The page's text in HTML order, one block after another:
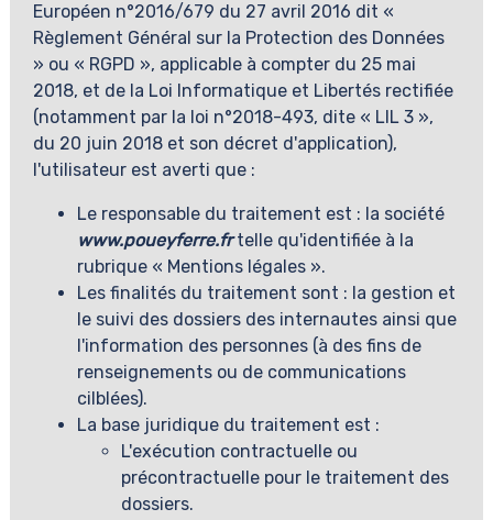
Européen n°2016/679 du 27 avril 2016 dit «
Règlement Général sur la Protection des Données
» ou « RGPD », applicable à compter du 25 mai
2018, et de la Loi Informatique et Libertés rectifiée
(notamment par la loi n°2018-493, dite « LIL 3 »,
du 20 juin 2018 et son décret d'application),
l'utilisateur est averti que :
Le responsable du traitement est : la société
www.poueyferre.frtelle qu'identifiée à la
rubrique « Mentions légales ».
Les finalités du traitement sont : la gestion et
le suivi des dossiers des internautes ainsi que
l'information des personnes (à des fins de
renseignements ou de communications
cilblées).
La base juridique du traitement est :
L'exécution contractuelle ou
précontractuelle pour le traitement des
dossiers.